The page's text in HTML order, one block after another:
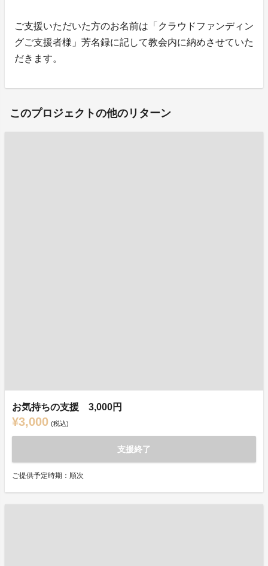
ご支援いただいた方のお名前は「クラウドファンディン
グご支援者様」芳名録に記して教会内に納めさせていた
だきます。
このプロジェクトの他のリターン
お気持ちの支援 3,000円
¥3,000 (税込)
支援終了
ご提供予定時期：順次